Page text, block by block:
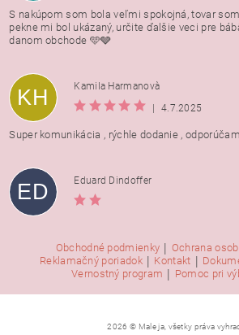
S nakúpom som bola veľmi spokojná, tovar
pekne mi bol ukázaný, určite ďalšie veci pre
danom obchode 🩵🩶
KH
Kamila Harmanovà
|
4.7.2025
Super komunikácia , rýchle dodanie ,
ED Eduard Dindoffer
Obchodné podmienky | Ochrana
Reklamačný poriadok | Kontakt |
Vernostný program | Pomoc pri
2026 © Male ja, všetky práva